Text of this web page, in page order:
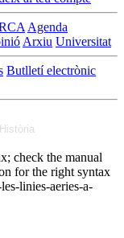
Agenda
Arxiu Universitat
Butlletí electrònic
check the manual
for the right syntax
linies-aeries-a-